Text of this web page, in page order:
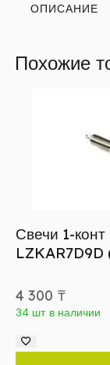
ОПИСАНИЕ
Похожие
Свечи 1-
LZKAR7D9D
4 300 ₸
34 шт в наличии